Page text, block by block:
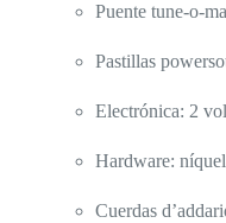
Puente tune-o-
Pastillas
Electrónica: 2
Hardware:
Cuerdas